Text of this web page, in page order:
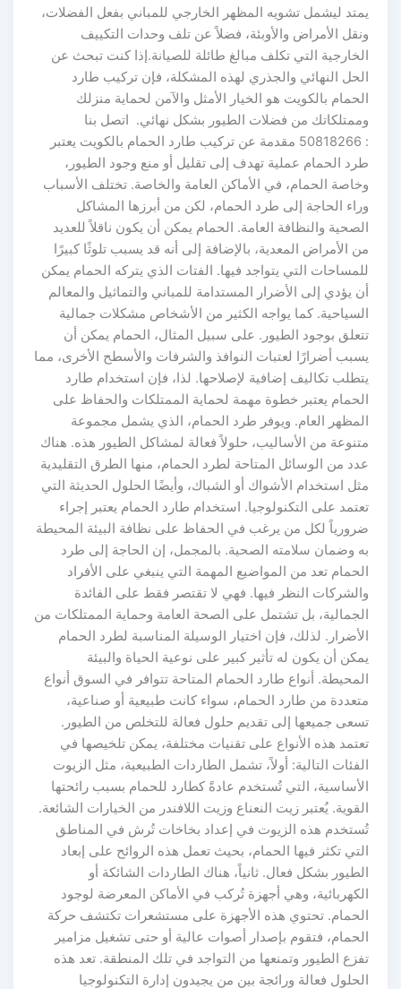
يمتد ليشمل تشويه المظهر الخارجي للمباني بفعل الفضلات،
ونقل الأمراض والأوبئة، فضلاً عن تلف وحدات التكييف
الخارجية التي تكلف مبالغ طائلة للصيانة.إذا كنت تبحث عن
الحل النهائي والجذري لهذه المشكلة، فإن تركيب طارد
الحمام بالكويت هو الخيار الأمثل والآمن لحماية منزلك
وممتلكاتك من فضلات الطيور بشكل نهائي. اتصل بنا
: 50818266 مقدمة عن تركيب طارد الحمام بالكويت يعتبر
طرد الحمام عملية تهدف إلى تقليل أو منع وجود الطيور،
وخاصة الحمام، في الأماكن العامة والخاصة. تختلف الأسباب
وراء الحاجة إلى طرد الحمام، لكن من أبرزها المشاكل
الصحية والنظافة العامة. الحمام يمكن أن يكون ناقلاً للعديد
من الأمراض المعدية، بالإضافة إلى أنه قد يسبب تلوثًا كبيرًا
للمساحات التي يتواجد فيها. الفتات الذي يتركه الحمام يمكن
أن يؤدي إلى الأضرار المستدامة للمباني والتماثيل والمعالم
السياحية. كما يواجه الكثير من الأشخاص مشكلات جمالية
تتعلق بوجود الطيور. على سبيل المثال، الحمام يمكن أن
يسبب أضرارًا لعتبات النوافذ والشرفات والأسطح الأخرى، مما
يتطلب تكاليف إضافية لإصلاحها. لذا، فإن استخدام طارد
الحمام يعتبر خطوة مهمة لحماية الممتلكات والحفاظ على
المظهر العام. ويوفر طرد الحمام، الذي يشمل مجموعة
متنوعة من الأساليب، حلولاً فعالة لمشاكل الطيور هذه. هناك
عدد من الوسائل المتاحة لطرد الحمام، منها الطرق التقليدية
مثل استخدام الأشواك أو الشباك، وأيضًا الحلول الحديثة التي
تعتمد على التكنولوجيا. استخدام طارد الحمام يعتبر إجراء
ضرورياً لكل من يرغب في الحفاظ على نظافة البيئة المحيطة
به وضمان سلامته الصحية. بالمجمل، إن الحاجة إلى طرد
الحمام تعد من المواضيع المهمة التي ينبغي على الأفراد
والشركات النظر فيها. فهي لا تقتصر فقط على الفائدة
الجمالية، بل تشتمل على الصحة العامة وحماية الممتلكات من
الأضرار. لذلك، فإن اختيار الوسيلة المناسبة لطرد الحمام
يمكن أن يكون له تأثير كبير على نوعية الحياة والبيئة
المحيطة. أنواع طارد الحمام المتاحة تتوافر في السوق أنواع
متعددة من طارد الحمام، سواء كانت طبيعية أو صناعية،
تسعى جميعها إلى تقديم حلول فعالة للتخلص من الطيور.
تعتمد هذه الأنواع على تقنيات مختلفة، يمكن تلخيصها في
الفئات التالية: أولاً، تشمل الطاردات الطبيعية، مثل الزيوت
الأساسية، التي تُستخدم عادةً كطارد للحمام بسبب رائحتها
القوية. يُعتبر زيت النعناع وزيت اللافندر من الخيارات الشائعة.
تُستخدم هذه الزيوت في إعداد بخاخات تُرش في المناطق
التي تكثر فيها الحمام، بحيث تعمل هذه الروائح على إبعاد
الطيور بشكل فعال. ثانياً، هناك الطاردات الشائكة أو
الكهربائية، وهي أجهزة تُركب في الأماكن المعرضة لوجود
الحمام. تحتوي هذه الأجهزة على مستشعرات تكتشف حركة
الحمام، فتقوم بإصدار أصوات عالية أو حتى تشغيل مزامير
تفزع الطيور وتمنعها من التواجد في تلك المنطقة. تعد هذه
الحلول فعالة ورائجة بين من يجيدون إدارة التكنولوجيا